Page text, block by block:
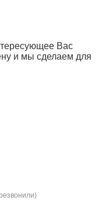
Вас
и мы сделаем для